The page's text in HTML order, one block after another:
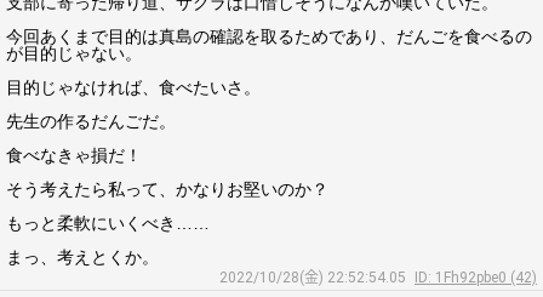
今回あくまで目的は真島の確認を取るためであり、だんごを食べるの
が目的じゃない。
目的じゃなければ、食べたいさ。
先生の作るだんごだ。
食べなきゃ損だ！
そう考えたら私って、かなりお堅いのか？
もっと柔軟にいくべき……
まっ、考えとくか。
2022/10/28(金) 22:52:54.05
ID: 1Fh92pbe0 (42)